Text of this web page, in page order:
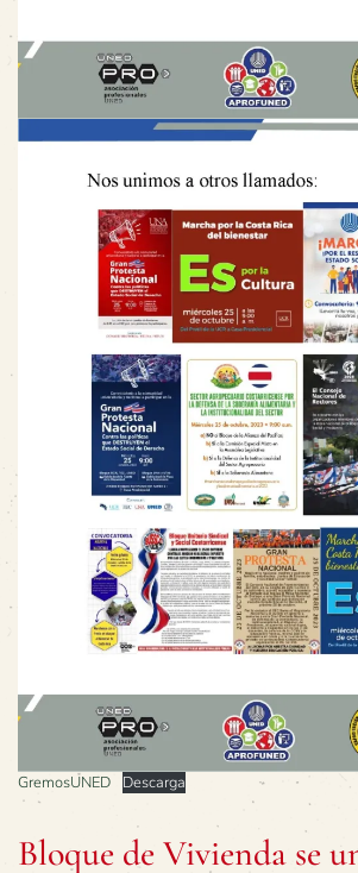
GremosUNED Descarga
Bloque de Vivienda se